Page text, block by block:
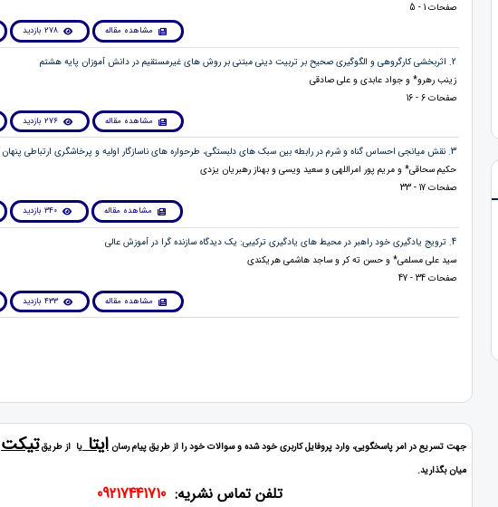
صفحات 1 - 5
مشاهده مقاله 278 بازدید
2. اثربخشی کارگروهی و الگوگیری صحیح بر تربیت دینی مبتنی بر روش های غیرمستقیم در دانش آموزان پایه هشتم
زینب رهرو* و جواد عابدی و علی صادقی
صفحات 6 - 16
مشاهده مقاله 276 بازدید
3. نقش میانجی احساس گناه و شرم در رابطه بین سبک های دلبستگی، طرحواره های ناسازگار اولیه و پرخاشگری ارتباطی پنهان زناشویی
حکیم سحاقی* و مریم پور امراللهی و سعید ویسی و بهناز رهبریان یزدی
صفحات 17 - 33
مشاهده مقاله 340 بازدید
4. ترویج یادگیری خود راهبر در محیط های یادگیری ترکیبی: یک دیدگاه سازنده گرا در آموزش عالی
سید علی مسلمی* و حسن ته کر و ساجد هاشمی هریکندی
صفحات 34 - 47
مشاهده مقاله 433 بازدید
جهت تسریع در امر پاسخگویی، وارد پروفایل کاربری خود شده و سوالات خود را از طریق پیام رسان ایتایا از طریقتیکت
میان بگذارید.
تلفن تماس نشریه:09217441710